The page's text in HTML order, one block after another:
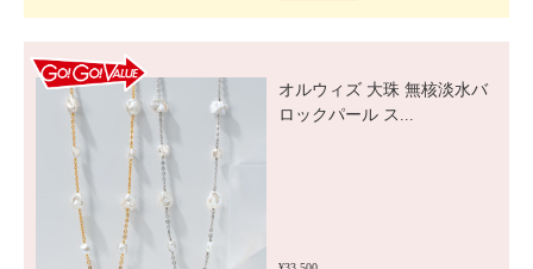
オルウィズ 大珠 無核淡水バ
ロックパール ス...